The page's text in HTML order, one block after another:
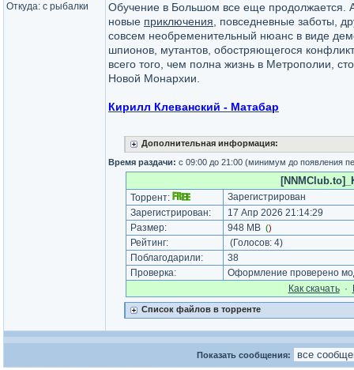
Откуда: с рыбалки
Обучение в Большом все еще продолжается.
новые приключения , повседневные заботы,
совсем необременительный нюанс в виде
шпионов, мутантов, обостряющегося
всего того, чем полна жизнь в Метрополии,
Новой Монархии.
Кирилл Клеванский - Матабар
Дополнительная информация:
Время раздачи: с 09:00 до 21:00 (минимум до появления
Торрент:
Зарегистрирован
Зарегистрирован:
17 Апр 2026 21:14:29
Размер:
948 MB ()
Рейтинг: (Голосов: 4)
Поблагодарили:
38
Проверка:
Оформление проверено
Как cкачать·
Список файлов в торренте
Показать сообщения: